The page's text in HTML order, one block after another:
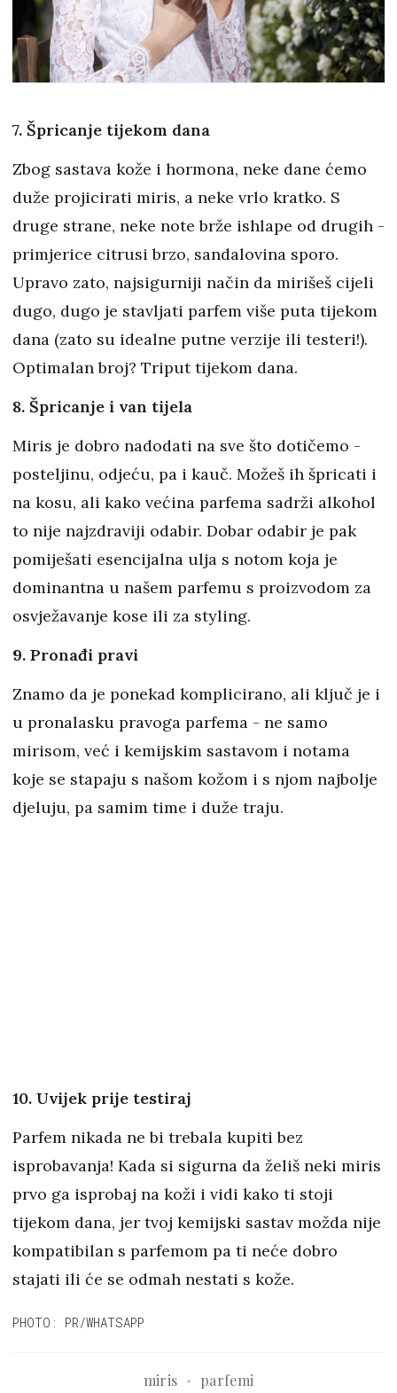
7. Špricanje tijekom dana
Zbog sastava kože i hormona, neke dane ćemo
duže projicirati miris, a neke vrlo kratko. S
druge strane, neke note brže ishlape od drugih -
primjerice citrusi brzo, sandalovina sporo.
Upravo zato, najsigurniji način da mirišeš cijeli
dugo, dugo je stavljati parfem više puta tijekom
dana (zato su idealne putne verzije ili testeri!).
Optimalan broj? Triput tijekom dana.
8. Špricanje i van tijela
Miris je dobro nadodati na sve što dotičemo -
posteljinu, odjeću, pa i kauč. Možeš ih špricati i
na kosu, ali kako većina parfema sadrži alkohol
to nije najzdraviji odabir. Dobar odabir je pak
pomiješati esencijalna ulja s notom koja je
dominantna u našem parfemu s proizvodom za
osvježavanje kose ili za styling.
9. Pronađi pravi
Znamo da je ponekad komplicirano, ali ključ je i
u pronalasku pravoga parfema - ne samo
mirisom, već i kemijskim sastavom i notama
koje se stapaju s našom kožom i s njom najbolje
djeluju, pa samim time i duže traju.
10. Uvijek prije testiraj
Parfem nikada ne bi trebala kupiti bez
isprobavanja! Kada si sigurna da želiš neki miris
prvo ga isprobaj na koži i vidi kako ti stoji
tijekom dana, jer tvoj kemijski sastav možda nije
kompatibilan s parfemom pa ti neće dobro
stajati ili će se odmah nestati s kože.
PHOTO: PR/WHATSAPP
miris parfemi